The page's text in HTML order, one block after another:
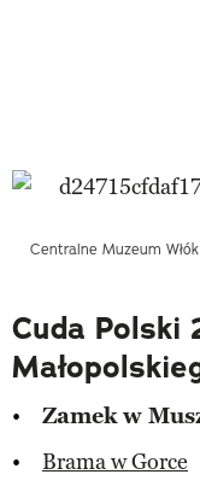
Centralne Muzeum
Cuda Polski
Zamek w
Brama w Gorce